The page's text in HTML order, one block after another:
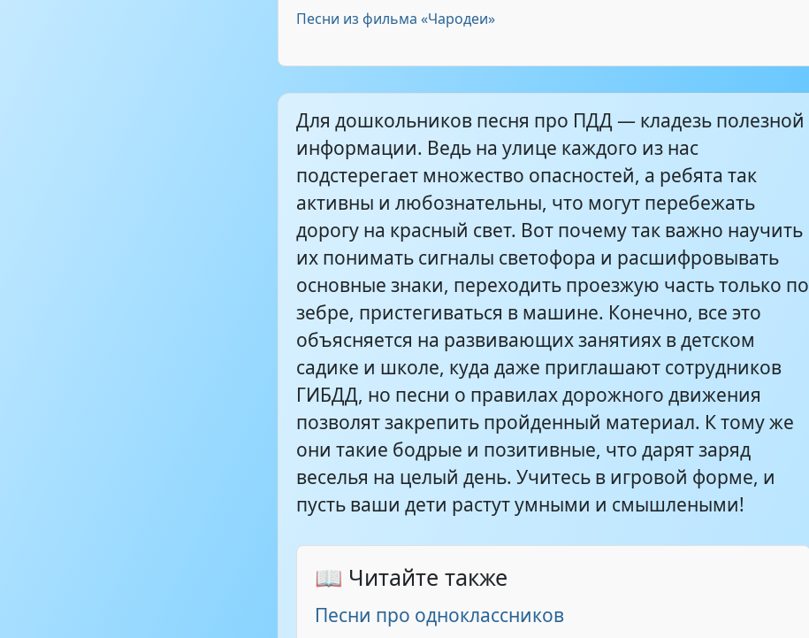
Светофор - на посту 3:24
Светофоры 3:44
Поющие светофоры - Помни правила движения 2:36
Песни из фильма «Чародеи»
Для дошкольников песня про ПДД — кладезь полезной
информации. Ведь на улице каждого из нас
подстерегает множество опасностей, а ребята так
активны и любознательны, что могут перебежать
дорогу на красный свет. Вот почему так важно научить
их понимать сигналы светофора и расшифровывать
основные знаки, переходить проезжую часть только по
зебре, пристегиваться в машине. Конечно, все это
объясняется на развивающих занятиях в детском
садике и школе, куда даже приглашают сотрудников
ГИБДД, но песни о правилах дорожного движения
позволят закрепить пройденный материал. К тому же
они такие бодрые и позитивные, что дарят заряд
веселья на целый день. Учитесь в игровой форме, и
пусть ваши дети растут умными и смышлеными!
📖 Читайте также
Песни про одноклассников